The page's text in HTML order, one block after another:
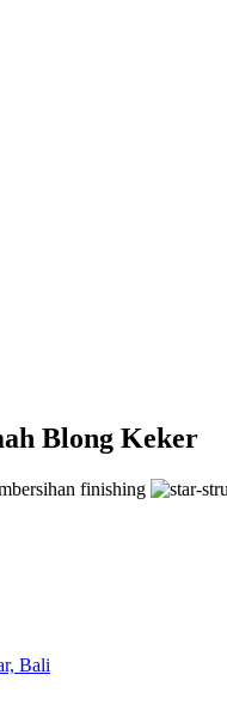
Blong Keker
finishing
Bali